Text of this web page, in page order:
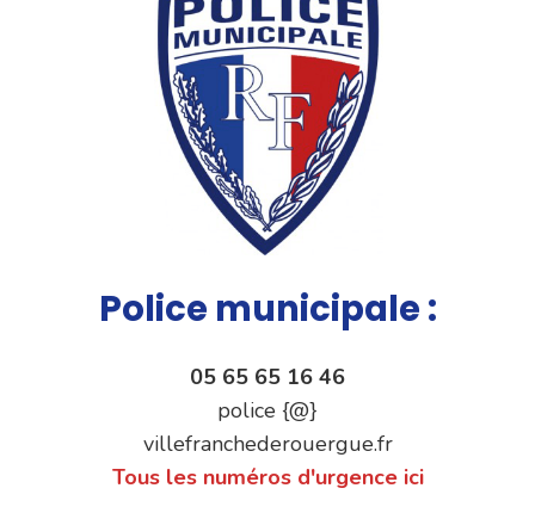
Police municipale :
05 65 65 16 46
police {@}
villefranchederouergue.fr
Tous les numéros d'urgence ici